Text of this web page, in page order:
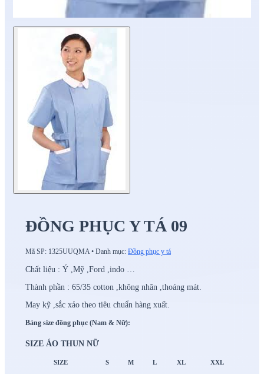
ĐỒNG PHỤC Y TÁ 09
Mã SP: 1325UUQMA • Danh mục: Đồng phục y tá
Chất liệu : Ý ,Mỹ ,Ford ,indo …
Thành phần : 65/35 cotton ,không nhăn ,thoáng mát.
May kỹ ,sắc xảo theo tiêu chuẩn hàng xuất.
Bảng size đồng phục (Nam & Nữ):
SIZE ÁO THUN NỮ
SIZE S M L XL XXL